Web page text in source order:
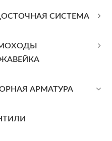
СИСТЕМА
АРМАТУРА